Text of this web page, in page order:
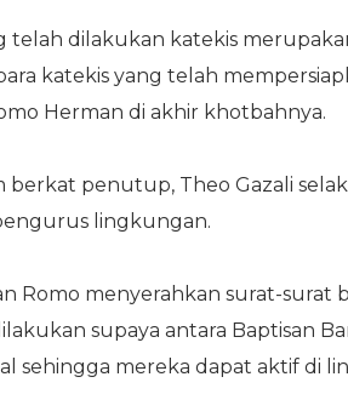
telah dilakukan katekis
katekis yang telah
Herman di akhir khotbahnya.
berkat penutup, Theo Gazali
lingkungan.
Romo menyerahkan surat-
supaya antara Baptisan
sehingga mereka dapat aktif di